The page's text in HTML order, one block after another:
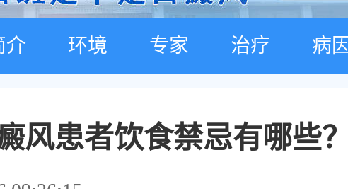
介 环境 专家 治疗 病因
风患者饮食禁忌有哪些？